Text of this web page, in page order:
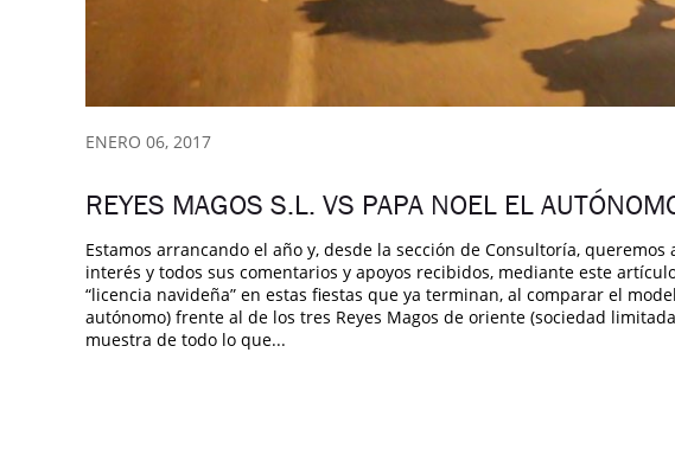
ENERO 06, 2017
REYES MAGOS S.L. VS PAPA NOEL EL
Estamos arrancando el año y, desde la sección de Consultoría,
interés y todos sus comentarios y apoyos recibidos, mediante este
“licencia navideña” en estas fiestas que ya terminan, al comparar el
autónomo) frente al de los tres Reyes Magos de oriente (sociedad
muestra de todo lo que...